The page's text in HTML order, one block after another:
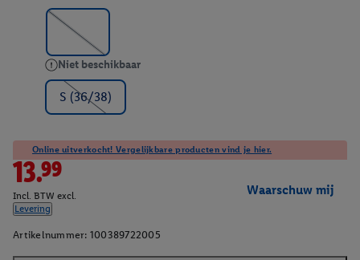
Niet beschikbaar
S (36/38)
Online uitverkocht! Vergelijkbare producten vind je hier.
13.99
Incl. BTW excl.
Levering
Waarschuw mij
Artikelnummer: 100389722005